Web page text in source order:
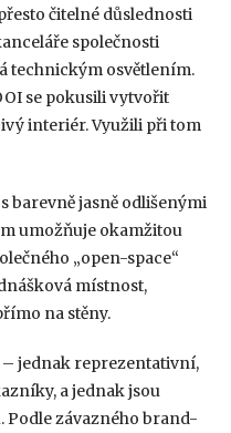
čitelné důslednosti
společnosti
technickým osvětlením.
se pokusili vytvořit
interiér. Využili při tom
barevně jasně odlišenými
umožňuje okamžitou
„open-space“
místnost,
na stěny.
– jednak reprezentativní,
a jednak jsou
závazného brand-